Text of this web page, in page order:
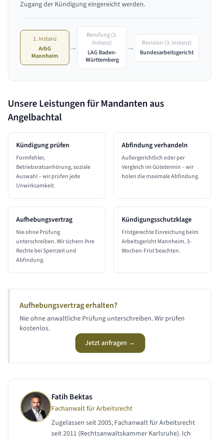
Zugang der Kündigung eingereicht werden.
1. Instanz
ArbG
Mannheim
→
Berufung (2.
Instanz)
LAG Baden-
Württemberg
→
Revision (3. Instanz)
Bundesarbeitsgericht
Unsere Leistungen für Mandanten aus
Angelbachtal
Kündigung prüfen
Formfehler,
Betriebsratsanhörung, soziale
Auswahl – wir prüfen jede
Unwirksamkeit.
Abfindung verhandeln
Außergerichtlich oder per
Vergleich im Gütetermin – wir
holen die maximale Abfindung.
Aufhebungsvertrag
Nie ohne Prüfung
unterschreiben. Wir sichern Ihre
Rechte bei Sperrzeit und
Abfindung.
Kündigungsschutzklage
Fristgerechte Einreichung beim
Arbeitsgericht Mannheim. 3-
Wochen-Frist beachten.
Aufhebungsvertrag erhalten?
Nie ohne anwaltliche Prüfung unterschreiben. Wir prüfen
kostenlos.
Jetzt anfragen →
Fatih Bektas
Fachanwalt für Arbeitsrecht
Zugelassen seit 2005, Fachanwalt für Arbeitsrecht
seit 2011 (Rechtsanwaltskammer Karlsruhe). Ich